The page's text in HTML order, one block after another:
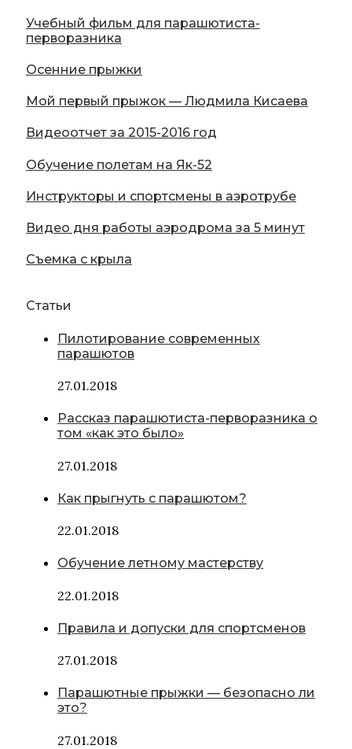
Учебный фильм для парашютиста-
перворазника
Осенние прыжки
Мой первый прыжок — Людмила Кисаева
Видеоотчет за 2015-2016 год
Обучение полетам на Як-52
Инструкторы и спортсмены в аэротрубе
Видео дня работы аэродрома за 5 минут
Съемка с крыла
Статьи
Пилотирование современных
парашютов
27.01.2018
Рассказ парашютиста-перворазника о
том «как это было»
27.01.2018
Как прыгнуть с парашютом?
22.01.2018
Обучение летному мастерству
22.01.2018
Правила и допуски для спортсменов
27.01.2018
Парашютные прыжки — безопасно ли
это?
27.01.2018